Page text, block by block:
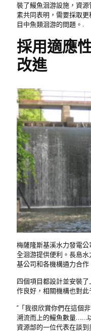
裝了鰻魚洄游設施，資
素共同表明，需要採取
目中魚類洄游的問題。.
採用適應
改進
梅薩隆斯基溪水力發電
全洄游提供便利。長島
基公司和各機構通力合
四個項目都設計並安裝
作良好，相關機構也對此
“「我很欣賞你們在這個
溯流而上的鰻魚數量……
資源部的一位代表在談